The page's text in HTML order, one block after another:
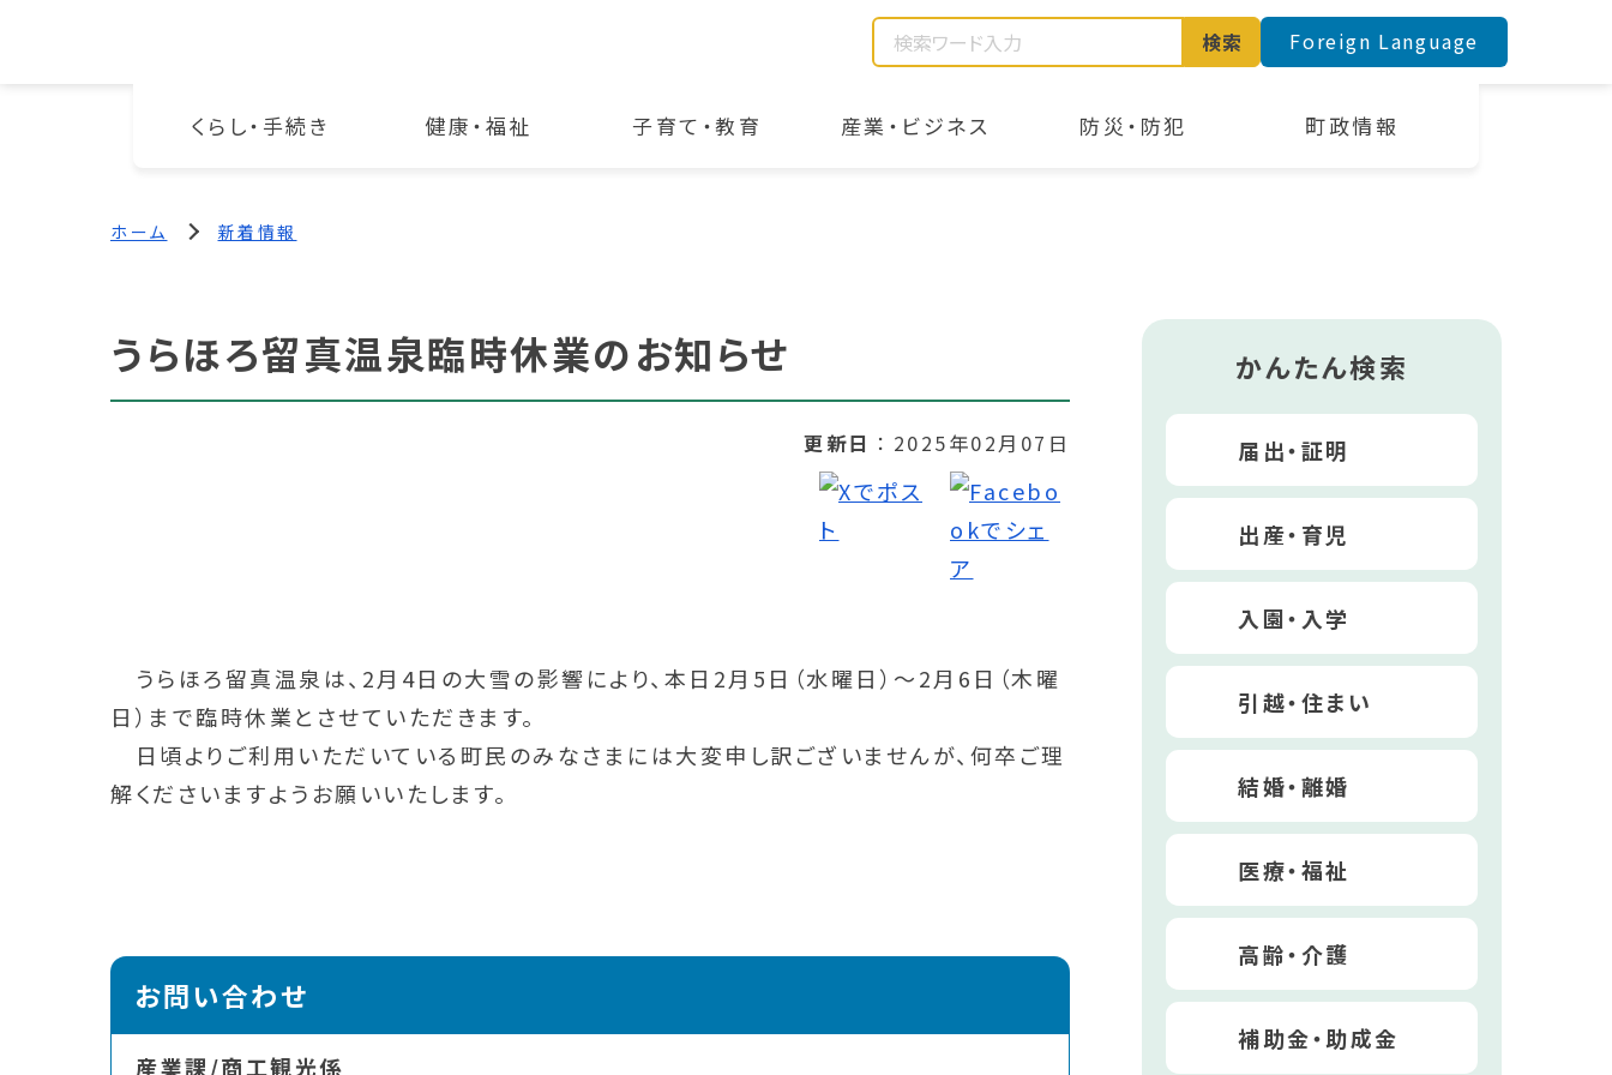
くらし・手続き 健康・福祉 子育て・教育 産業・ビジネス 防災・防犯 町政情報
検索 Foreign Language
ホーム 新着情報
うらほろ留真温泉臨時休業のお知らせ
更新日 2025年02月07日
うらほろ留真温泉は、2月4日の大雪の影響により、本日2月5日（水曜日）～2月6日（木曜
日）まで臨時休業とさせていただきます。
日頃よりご利用いただいている町民のみなさまには大変申し訳ございませんが、何卒ご理
解くださいますようお願いいたします。
お問い合わせ
産業課/商工観光係
かんたん検索
届出・証明
出産・育児
入園・入学
引越・住まい
結婚・離婚
医療・福祉
高齢・介護
補助金・助成金